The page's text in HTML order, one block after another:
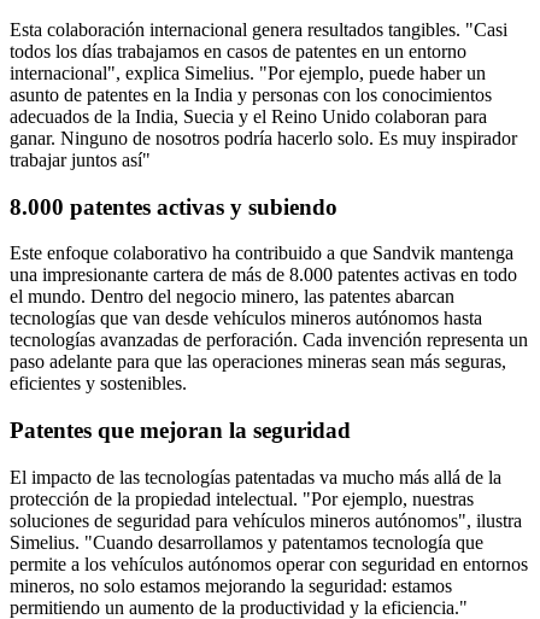
Esta colaboración internacional genera resultados tangibles. "Casi
todos los días trabajamos en casos de patentes en un entorno
internacional", explica Simelius. "Por ejemplo, puede haber un
asunto de patentes en la India y personas con los conocimientos
adecuados de la India, Suecia y el Reino Unido colaboran para
ganar. Ninguno de nosotros podría hacerlo solo. Es muy inspirador
trabajar juntos así"
8.000 patentes activas y subiendo
Este enfoque colaborativo ha contribuido a que Sandvik mantenga
una impresionante cartera de más de 8.000 patentes activas en todo
el mundo. Dentro del negocio minero, las patentes abarcan
tecnologías que van desde vehículos mineros autónomos hasta
tecnologías avanzadas de perforación. Cada invención representa un
paso adelante para que las operaciones mineras sean más seguras,
eficientes y sostenibles.
Patentes que mejoran la seguridad
El impacto de las tecnologías patentadas va mucho más allá de la
protección de la propiedad intelectual. "Por ejemplo, nuestras
soluciones de seguridad para vehículos mineros autónomos", ilustra
Simelius. "Cuando desarrollamos y patentamos tecnología que
permite a los vehículos autónomos operar con seguridad en entornos
mineros, no solo estamos mejorando la seguridad: estamos
permitiendo un aumento de la productividad y la eficiencia."